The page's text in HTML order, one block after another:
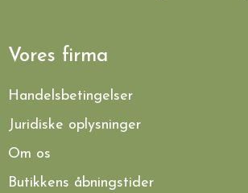
Vores firma
Handelsbetingelser
Juridiske oplysninger
Om os
Butikkens åbningstider